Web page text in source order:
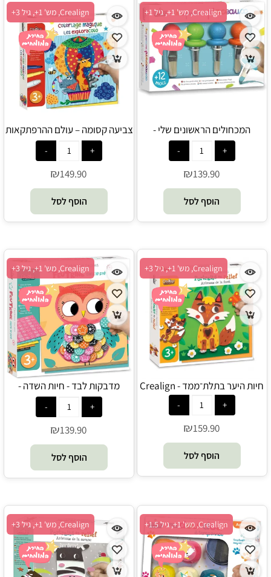
Crealign, מש' 1+, גיל 1+
המכחולים הראשונים שלי -
Crealign
₪139.90
הוסף לסל
Crealign, מש' 1+, גיל 3+
צביעה קסומה – עולם ההרפתקאות
- Crealign
₪149.90
הוסף לסל
Crealign, מש' 1+, גיל 3+
חיות היער בתלת־ממד - Crealign
₪159.90
הוסף לסל
Crealign, מש' 1+, גיל 3+
מדבקות לבד - חיות השדה -
Crealign
₪139.90
הוסף לסל
Crealign, מש' 1+, גיל 1.5+ Crealign, מש' 1+, גיל 3+